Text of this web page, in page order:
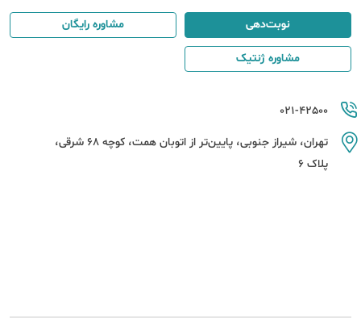
021-42500
تهران، شیراز جنوبی، پایین‌تر از اتوبان همت، کوچه 68 شرقی،
پلاک 6
نوبت‌دهی مشاوره رایگان
مشاوره ژنتیک